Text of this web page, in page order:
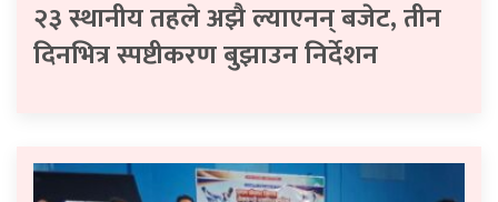
२३ स्थानीय तहले अझै ल्याएनन् बजेट, तीन
दिनभित्र स्पष्टीकरण बुझाउन निर्देशन